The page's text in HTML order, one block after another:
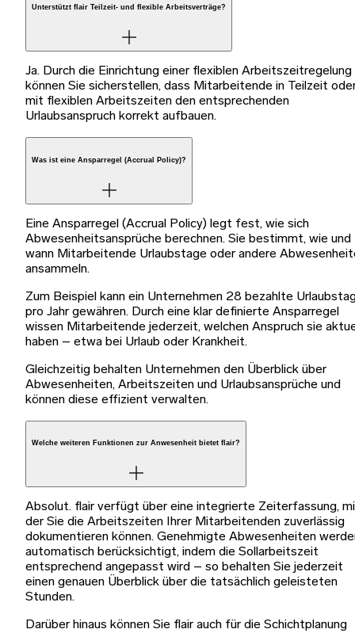
Unterstützt flair Teilzeit- und flexible Arbeitsverträge?
Ja. Durch die Einrichtung einer flexiblen Arbeitszeitregelung
können Sie sicherstellen, dass Mitarbeitende in Teilzeit
mit flexiblen Arbeitszeiten den entsprechenden
Urlaubsanspruch korrekt aufbauen.
Was ist eine Ansparregel (Accrual Policy)?
Eine Ansparregel (Accrual Policy) legt fest, wie sich
Abwesenheitsansprüche berechnen. Sie bestimmt, wie und
wann Mitarbeitende Urlaubstage oder andere
ansammeln.
Zum Beispiel kann ein Unternehmen 28 bezahlte
pro Jahr gewähren. Durch eine klar definierte Ansparregel
wissen Mitarbeitende jederzeit, welchen Anspruch sie
haben – etwa bei Urlaub oder Krankheit.
Gleichzeitig behalten Unternehmen den Überblick über
Abwesenheiten, Arbeitszeiten und Urlaubsansprüche und
können diese effizient verwalten.
Welche weiteren Funktionen zur Anwesenheit bietet flair?
Absolut. flair verfügt über eine integrierte Zeiterfassung,
der Sie die Arbeitszeiten Ihrer Mitarbeitenden zuverlässig
dokumentieren können. Genehmigte Abwesenheiten
automatisch berücksichtigt, indem die Sollarbeitszeit
entsprechend angepasst wird – so behalten Sie jederzeit
einen genauen Überblick über die tatsächlich geleisteten
Stunden.
Darüber hinaus können Sie flair auch für die Schichtplanung